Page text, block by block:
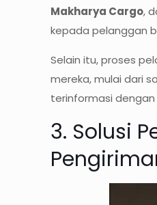
Makharya Cargo,
kepada pelanggan
Selain itu, proses
mereka, mulai dari
terinformasi
3. Solusi